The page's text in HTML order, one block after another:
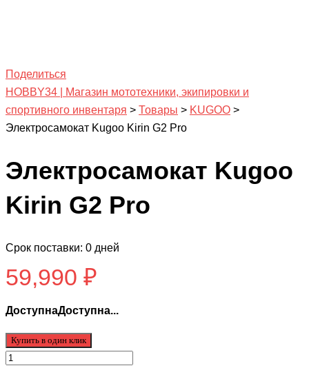
Поделиться
HOBBY34 | Магазин мототехники, экипировки и
спортивного инвентаря > Товары > KUGOO >
Электросамокат Kugoo Kirin G2 Pro
Электросамокат Kugoo
Kirin G2 Pro
Срок поставки: 0 дней
59,990 ₽
ДоступнаДоступна...
Купить в один клик
Количество